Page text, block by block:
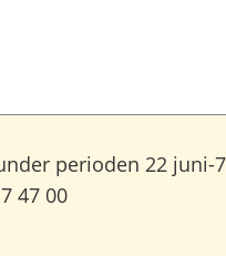
perioden 22
47 00